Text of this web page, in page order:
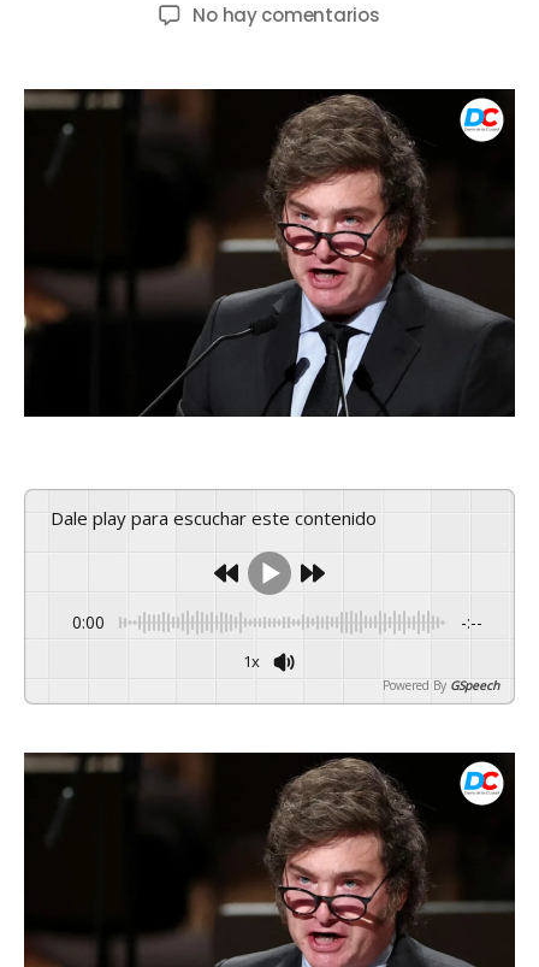
No hay comentarios
Dale play para escuchar este contenido
0:00 -:--
1x
Powered By GSpeech